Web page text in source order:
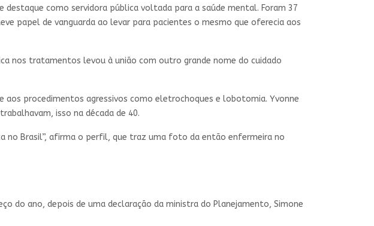
destaque como servidora pública voltada para a saúde mental. Foram 37
papel de vanguarda ao levar para pacientes o mesmo que oferecia aos
nos tratamentos levou à união com outro grande nome do cuidado
procedimentos agressivos como eletrochoques e lobotomia. Yvonne
isso na década de 40.
no Brasil”, afirma o perfil, que traz uma foto da então enfermeira no
do ano, depois de uma declaração da ministra do Planejamento, Simone